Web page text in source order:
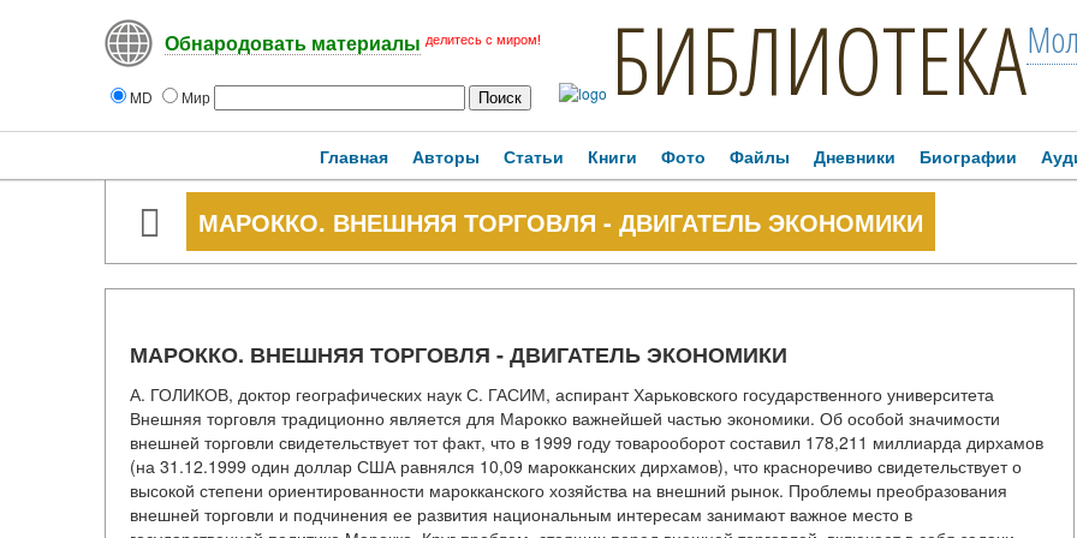
Обнародовать материалы делитесь с миром!
MD Мир БИБЛИОТЕКА
Главная Авторы Статьи Книги Фото Файлы Дневники Биографии
МАРОККО. ВНЕШНЯЯ ТОРГОВЛЯ - ДВИГАТЕЛЬ ЭКОНОМИКИ
МАРОККО. ВНЕШНЯЯ ТОРГОВЛЯ - ДВИГАТЕЛЬ ЭКОНОМИКИ
А. ГОЛИКОВ, доктор географических наук С. ГАСИМ, аспирант Харьковского государственного университета
Внешняя торговля традиционно является для Марокко важнейшей частью экономики. Об особой значимости
внешней торговли свидетельствует тот факт, что в 1999 году товарооборот составил 178,211 миллиарда дирхамов
(на 31.12.1999 один доллар США равнялся 10,09 марокканских дирхамов), что красноречиво свидетельствует о
высокой степени ориентированности марокканского хозяйства на внешний рынок. Проблемы преобразования
внешней торговли и подчинения ее развития национальным интересам занимают важное место в